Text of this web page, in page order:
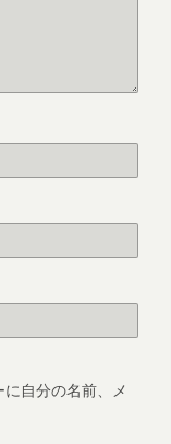
自分の名前、メ